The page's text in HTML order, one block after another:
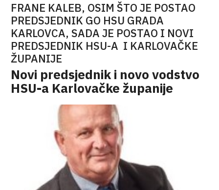
FRANE KALEB, OSIM ŠTO JE POSTAO
PREDSJEDNIK GO HSU GRADA
KARLOVCA, SADA JE POSTAO I NOVI
PREDSJEDNIK HSU-A I KARLOVAČKE
ŽUPANIJE
Novi predsjednik i novo vodstvo
HSU-a Karlovačke županije